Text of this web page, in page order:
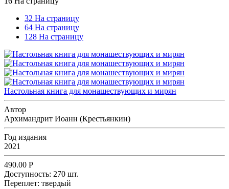
32 На страницу
64 На страницу
128 На страницу
Настольная книга для монашествующих и мирян
Автор
Архимандрит Иоанн (Крестьянкин)
Год издания
2021
490.00 Р
Доступность: 270 шт.
Переплет: твердый